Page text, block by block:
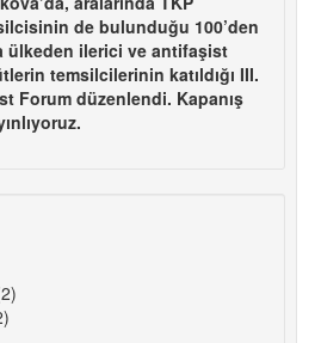
de bulunduğu 100’den
ülkeden ilerici ve antifaşist
temsilcilerinin katıldığı III.
Forum düzenlendi. Kapanış